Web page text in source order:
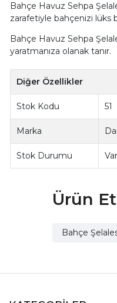
Bahçe Havuz Sehpa
zarafetiyle bahçenizi lüks
Bahçe Havuz Sehpa
yaratmanıza olanak tanır.
Diğer Özellikler
Stok Kodu 51
Marka
Stok Durumu Var
Ürün
Bahçe